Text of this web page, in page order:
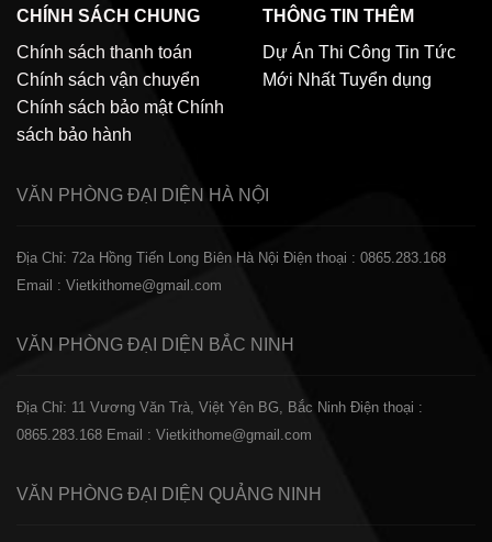
CHÍNH SÁCH CHUNG
Chính sách thanh toán
Chính sách vận chuyển
Chính sách bảo mật Chính
sách bảo hành
THÔNG TIN THÊM
Dự Án Thi Công Tin Tức
Mới Nhất Tuyển dụng
VĂN PHÒNG ĐẠI DIỆN HÀ NỘI
Địa Chỉ: 72a Hồng Tiến Long Biên Hà Nội Điện thoại : 0865.283.168
Email : Vietkithome@gmail.com
VĂN PHÒNG ĐẠI DIỆN BẮC NINH
Địa Chỉ: 11 Vương Văn Trà, Việt Yên BG, Bắc Ninh Điện thoại :
0865.283.168 Email : Vietkithome@gmail.com
VĂN PHÒNG ĐẠI DIỆN QUẢNG NINH